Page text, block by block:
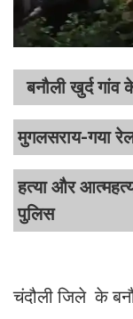
बनौली खुर्द गांव
मुगलसराय-गया
हत्या और
पुलिस
चंदौली जिले के